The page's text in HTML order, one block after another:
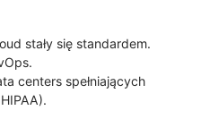
stały się standardem.
centers spełniających